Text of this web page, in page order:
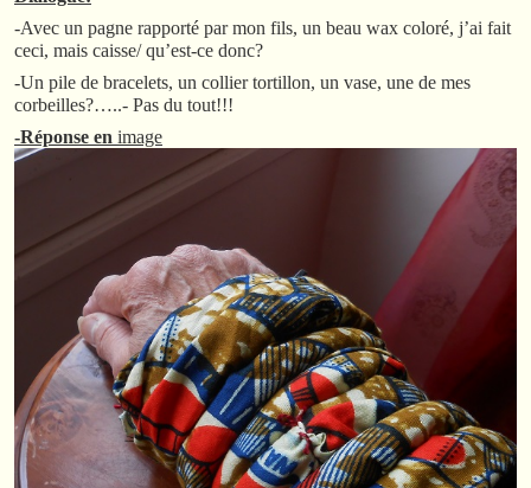
-Avec un pagne rapporté par mon fils, un beau wax coloré, j’ai fait
ceci, mais caisse/ qu’est-ce donc?
-Un pile de bracelets, un collier tortillon, un vase, une de mes
corbeilles?…..- Pas du tout!!!
-Réponse en image